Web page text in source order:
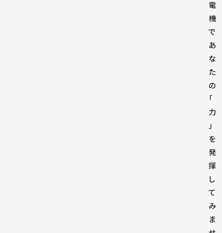
電
機
で
あ
な
た
の
「
力
」
を
発
揮
し
て
み
ま